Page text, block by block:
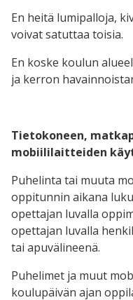
En heitä lumipalloja,
voivat satuttaa toisia.
En koske koulun
ja kerron
Tietokoneen,
mobiililaitteiden
Puhelinta tai muuta
oppitunnin aikana
opettajan luvalla
opettajan luvalla
tai apuvälineenä.
Puhelimet ja muut
koulupäivän ajan